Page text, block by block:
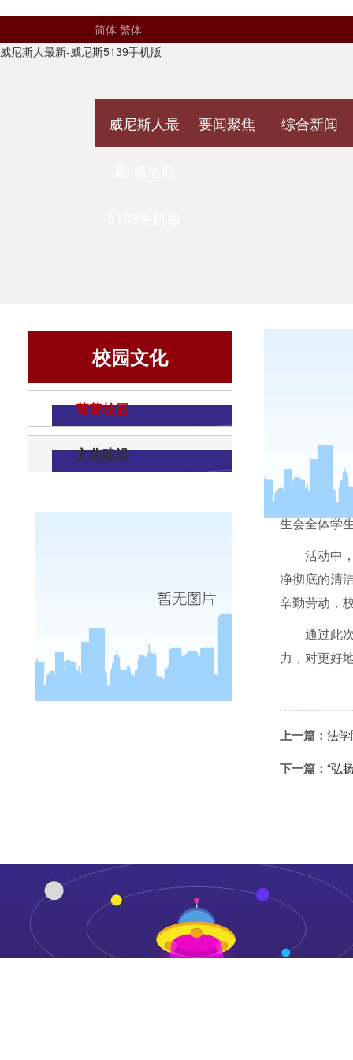
简体 繁体
威尼斯人最新-威尼斯5139手机版
威尼斯人最 要闻聚焦 综合新闻
校园文化
菁菁校园
文化建设
为了把
生会全体学
活动中
净彻底的清
辛勤劳动，
通过此
力，对更好
上一篇： 法学
下一篇： “弘